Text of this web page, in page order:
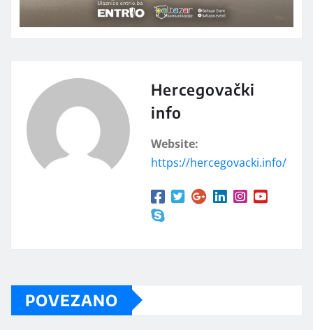
Hercegovački
info
Website:
https://hercegovacki.info/
POVEZANO